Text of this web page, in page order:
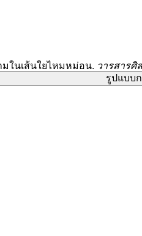
ในเส้นใยไหมหม่อน. วารสาร
รูปแบบ